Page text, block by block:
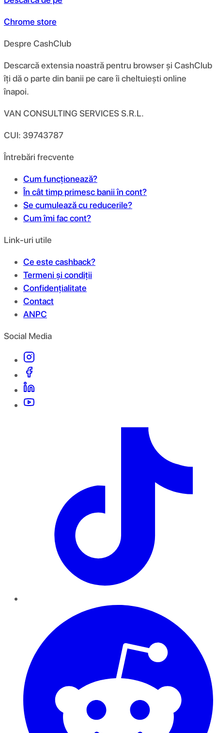
Chrome store
Despre CashClub
Descarcă extensia noastră pentru browser și CashClub
îți dă o parte din banii pe care îi cheltuiești online
înapoi.
VAN CONSULTING SERVICES S.R.L.
CUI: 39743787
Întrebări frecvente
Cum funcționează?
În cât timp primesc banii în cont?
Se cumulează cu reducerile?
Cum îmi fac cont?
Link-uri utile
Ce este cashback?
Termeni și condiții
Confidențialitate
Contact
ANPC
Social Media